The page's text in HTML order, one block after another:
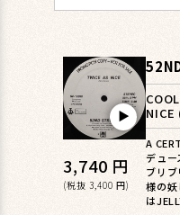
▶︎
通
常
3,740 円
(税抜 3,400 円)
NICE
A
デュー
ブリ
様の妖
は